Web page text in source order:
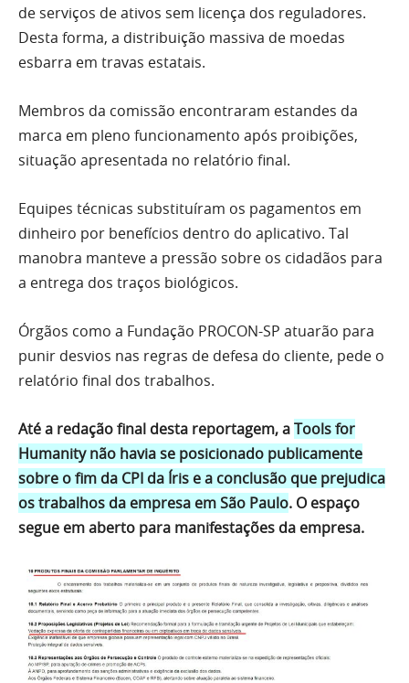
de serviços de ativos sem licença dos reguladores.
Desta forma, a distribuição massiva de moedas
esbarra em travas estatais.
Membros da comissão encontraram estandes da
marca em pleno funcionamento após proibições,
situação apresentada no relatório final.
Equipes técnicas substituíram os pagamentos em
dinheiro por benefícios dentro do aplicativo. Tal
manobra manteve a pressão sobre os cidadãos para
a entrega dos traços biológicos.
Órgãos como a Fundação PROCON-SP atuarão para
punir desvios nas regras de defesa do cliente, pede o
relatório final dos trabalhos.
Até a redação final desta reportagem, aTools for
Humanity não havia se posicionado publicamente
sobre o fim da CPI da Íris e a conclusão que prejudica
os trabalhos da empresa em São Paulo. O espaço
segue em aberto para manifestações da empresa.